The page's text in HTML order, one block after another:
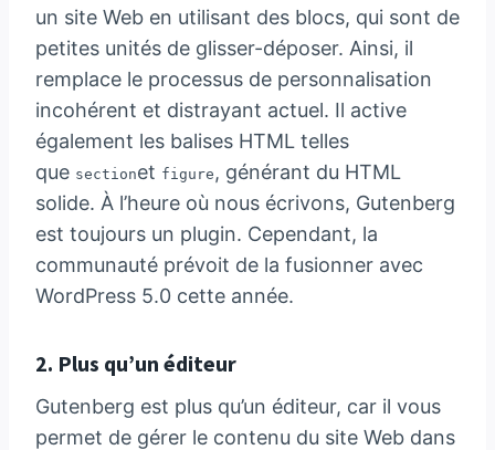
un site Web en utilisant des blocs, qui sont de
petites unités de glisser-déposer. Ainsi, il
remplace le processus de personnalisation
incohérent et distrayant actuel. Il active
également les balises HTML telles
que sectionet figure , générant du HTML
solide. À l’heure où nous écrivons, Gutenberg
est toujours un plugin. Cependant, la
communauté prévoit de la fusionner avec
WordPress 5.0 cette année.
2. Plus qu’un éditeur
Gutenberg est plus qu’un éditeur, car il vous
permet de gérer le contenu du site Web dans